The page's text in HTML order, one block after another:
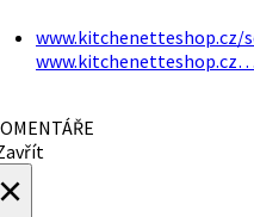
www.kitchenetteshop.cz/
www.kitchenetteshop.cz…